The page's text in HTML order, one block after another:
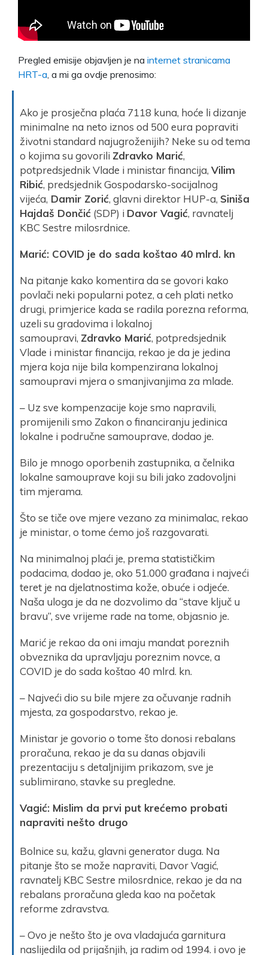
Pregled emisije objavljen je na internet stranicama
HRT-a , a mi ga ovdje prenosimo:
Ako je prosječna plaća 7118 kuna, hoće li dizanje
minimalne na neto iznos od 500 eura popraviti
životni standard najugroženijih? Neke su od tema
o kojima su govorili Zdravko Marić,
potpredsjednik Vlade i ministar financija, Vilim
Ribić, predsjednik Gospodarsko-socijalnog
vijeća, Damir Zorić, glavni direktor HUP-a, Siniša
Hajdaš Dončić (SDP) i Davor Vagić, ravnatelj
KBC Sestre milosrdnice.
Marić: COVID je do sada koštao 40 mlrd. kn
Na pitanje kako komentira da se govori kako
povlači neki popularni potez, a ceh plati netko
drugi, primjerice kada se radila porezna reforma,
uzeli su gradovima i lokalnoj
samoupravi, Zdravko Marić, potpredsjednik
Vlade i ministar financija, rekao je da je jedina
mjera koja nije bila kompenzirana lokalnoj
samoupravi mjera o smanjivanjima za mlade.
– Uz sve kompenzacije koje smo napravili,
promijenili smo Zakon o financiranju jedinica
lokalne i područne samouprave, dodao je.
Bilo je mnogo oporbenih zastupnika, a čelnika
lokalne samouprave koji su bili jako zadovoljni
tim mjerama.
Što se tiče ove mjere vezano za minimalac, rekao
je ministar, o tome ćemo još razgovarati.
Na minimalnoj plaći je, prema statističkim
podacima, dodao je, oko 51.000 građana i najveći
teret je na djelatnostima kože, obuće i odjeće.
Naša uloga je da ne dozvolimo da “stave ključ u
bravu”, sve vrijeme rade na tome, objasnio je.
Marić je rekao da oni imaju mandat poreznih
obveznika da upravljaju poreznim novce, a
COVID je do sada koštao 40 mlrd. kn.
– Najveći dio su bile mjere za očuvanje radnih
mjesta, za gospodarstvo, rekao je.
Ministar je govorio o tome što donosi rebalans
proračuna, rekao je da su danas objavili
prezentaciju s detaljnijim prikazom, sve je
sublimirano, stavke su pregledne.
Vagić: Mislim da prvi put krećemo probati
napraviti nešto drugo
Bolnice su, kažu, glavni generator duga. Na
pitanje što se može napraviti, Davor Vagić,
ravnatelj KBC Sestre milosrdnice, rekao je da na
rebalans proračuna gleda kao na početak
reforme zdravstva.
– Ovo je nešto što je ova vladajuća garnitura
naslijedila od prijašnjih, ja radim od 1994. i ovo je